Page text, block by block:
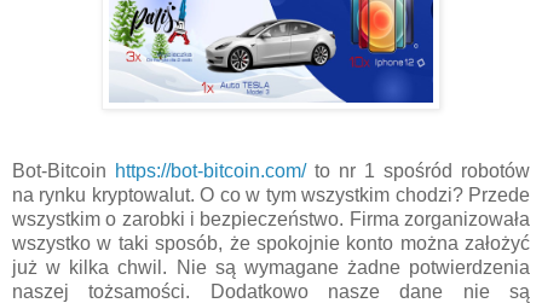
Bot-Bitcoin https://bot-bitcoin.com/to nr 1 spośród robotów
na rynku kryptowalut. O co w tym wszystkim chodzi? Przede
wszystkim o zarobki i bezpieczeństwo. Firma zorganizowała
wszystko w taki sposób, że spokojnie konto można założyć
już w kilka chwil. Nie są wymagane żadne potwierdzenia
naszej tożsamości. Dodatkowo nasze dane nie są